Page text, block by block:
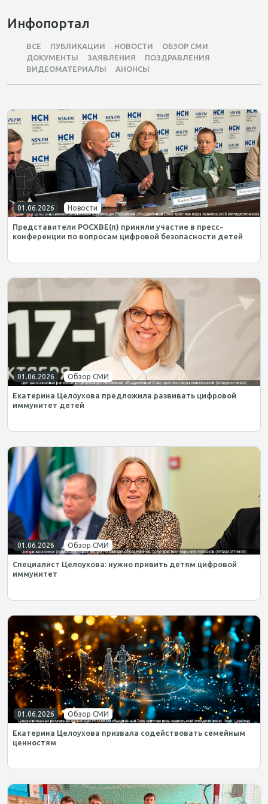
Инфопортал
ВСЕ ПУБЛИКАЦИИ НОВОСТИ
ОБЗОР СМИ
ДОКУМЕНТЫ
ЗАЯВЛЕНИЯ
ПОЗДРАВЛЕНИЯ
ВИДЕОМАТЕРИАЛЫ
АНОНСЫ
01.06.2026 Новости
Представители РОСХВЕ(п) приняли участие в пресс-
конференции по вопросам цифровой безопасности детей
01.06.2026 Обзор СМИ
Екатерина Целоухова предложила развивать цифровой
иммунитет детей
01.06.2026 Обзор СМИ
Специалист Целоухова: нужно привить детям цифровой
иммунитет
01.06.2026 Обзор СМИ
Екатерина Целоухова призвала содействовать семейным
ценностям